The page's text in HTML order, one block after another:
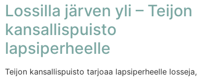
Lossilla järven yli – Teijon
kansallispuisto
lapsiperheelle
Teijon kansallispuisto tarjoaa lapsiperheelle losseja,